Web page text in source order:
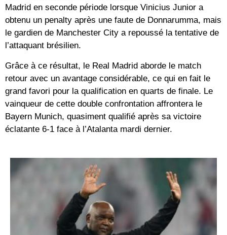
Madrid en seconde période lorsque Vinicius Junior a
obtenu un penalty après une faute de Donnarumma, mais
le gardien de Manchester City a repoussé la tentative de
l’attaquant brésilien.
Grâce à ce résultat, le Real Madrid aborde le match
retour avec un avantage considérable, ce qui en fait le
grand favori pour la qualification en quarts de finale. Le
vainqueur de cette double confrontation affrontera le
Bayern Munich, quasiment qualifié après sa victoire
éclatante 6-1 face à l’Atalanta mardi dernier.